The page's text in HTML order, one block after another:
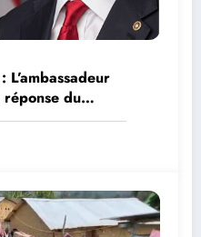
L’ambassadeur
réponse du
protection du